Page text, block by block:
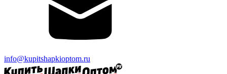
info@kupitshapkioptom.ru